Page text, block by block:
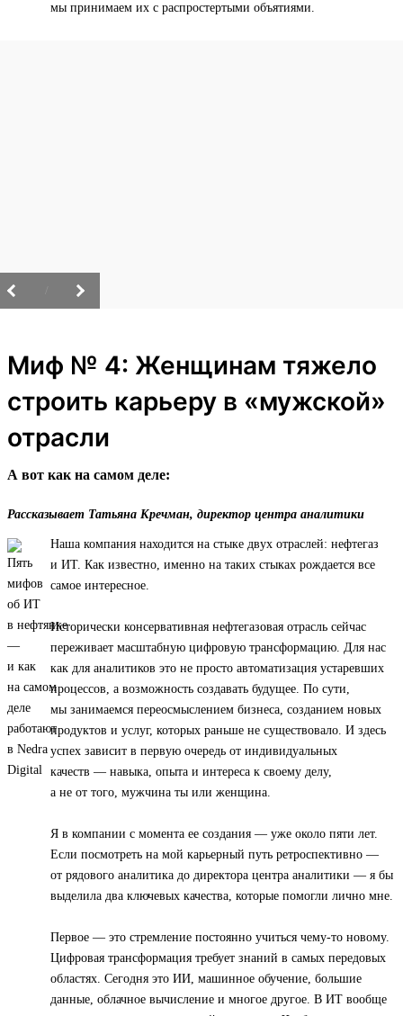
мы принимаем их с распростертыми объятиями.
Миф № 4: Женщинам тяжело
строить карьеру в «мужской»
отрасли
А вот как на самом деле:
Рассказывает Татьяна Кречман, директор центра аналитики
Наша компания находится на стыке двух отраслей: нефтегаз
и ИТ. Как известно, именно на таких стыках рождается все
самое интересное.
Исторически консервативная нефтегазовая отрасль сейчас
переживает масштабную цифровую трансформацию. Для нас
как для аналитиков это не просто автоматизация устаревших
процессов, а возможность создавать будущее. По сути,
мы занимаемся переосмыслением бизнеса, созданием новых
продуктов и услуг, которых раньше не существовало. И здесь
успех зависит в первую очередь от индивидуальных
качеств — навыка, опыта и интереса к своему делу,
а не от того, мужчина ты или женщина.
Я в компании с момента ее создания — уже около пяти лет.
Если посмотреть на мой карьерный путь ретроспективно —
от рядового аналитика до директора центра аналитики — я бы
выделила два ключевых качества, которые помогли лично мне.
Первое — это стремление постоянно учиться чему-то новому.
Цифровая трансформация требует знаний в самых передовых
областях. Сегодня это ИИ, машинное обучение, большие
данные, облачное вычисление и многое другое. В ИТ вообще